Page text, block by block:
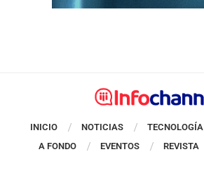
INICIO NOTICIAS TECNOLOGÍA
A FONDO
EVENTOS REVISTA